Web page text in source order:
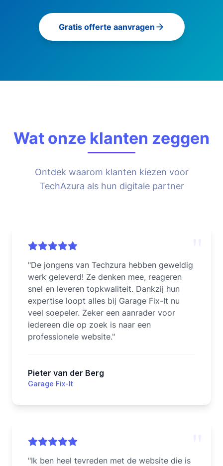
Gratis offerte aanvragen
Wat onze klanten zeggen
Ontdek waarom klanten kiezen voor
TechAzura als hun digitale partner
"De jongens van Techzura hebben geweldig
werk geleverd! Ze denken mee, reageren
snel en leveren topkwaliteit. Dankzij hun
expertise loopt alles bij Garage Fix-It nu
veel soepeler. Zeker een aanrader voor
iedereen die op zoek is naar een
professionele website."
Pieter van der Berg
Garage Fix-It
"Ik ben heel tevreden met de website die is